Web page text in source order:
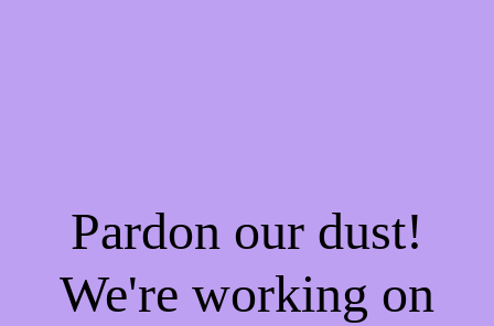
Pardon our dust!
We're working on